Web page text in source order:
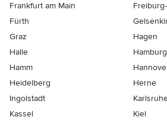
Frankfurt am Main
Fürth
Graz
Hagen
Halle
Hamburg
Hamm
Heidelberg
Herne
Ingolstadt
Kassel
Kiel